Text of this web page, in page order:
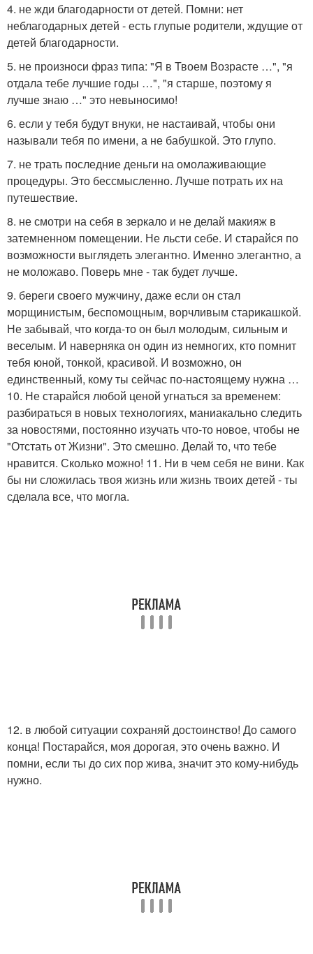
4. не жди благодарности от детей. Помни: нет
неблагодарных детей - есть глупые родители, ждущие от
детей благодарности.
5. не произноси фраз типа: "Я в Твоем Возрасте …", "я
отдала тебе лучшие годы …", "я старше, поэтому я
лучше знаю …" это невыносимо!
6. если у тебя будут внуки, не настаивай, чтобы они
называли тебя по имени, а не бабушкой. Это глупо.
7. не трать последние деньги на омолаживающие
процедуры. Это бессмысленно. Лучше потрать их на
путешествие.
8. не смотри на себя в зеркало и не делай макияж в
затемненном помещении. Не льсти себе. И старайся по
возможности выглядеть элегантно. Именно элегантно, а
не моложаво. Поверь мне - так будет лучше.
9. береги своего мужчину, даже если он стал
морщинистым, беспомощным, ворчливым старикашкой.
Не забывай, что когда-то он был молодым, сильным и
веселым. И наверняка он один из немногих, кто помнит
тебя юной, тонкой, красивой. И возможно, он
единственный, кому ты сейчас по-настоящему нужна …
10. Не старайся любой ценой угнаться за временем:
разбираться в новых технологиях, маниакально следить
за новостями, постоянно изучать что-то новое, чтобы не
"Отстать от Жизни". Это смешно. Делай то, что тебе
нравится. Сколько можно! 11. Ни в чем себя не вини. Как
бы ни сложилась твоя жизнь или жизнь твоих детей - ты
сделала все, что могла.
12. в любой ситуации сохраняй достоинство! До самого
конца! Постарайся, моя дорогая, это очень важно. И
помни, если ты до сих пор жива, значит это кому-нибудь
нужно.